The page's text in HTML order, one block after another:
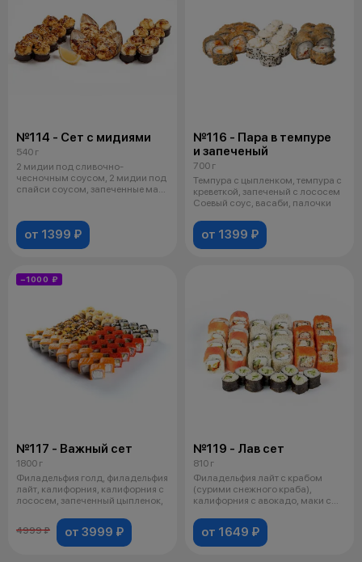
№114 - Сет с мидиями
540 г
2 мидии под сливочно-
чесночным соусом, 2 мидии под
спайси соусом, запеченные маки
от 1399 ₽
№116 - Пара в темпуре
и запеченый
700 г
Темпура с цыпленком, темпура с
креветкой, запеченый с лососем
Соевый соус, васаби, палочки
от 1399 ₽
−1000 ₽
№117 - Важный сет
1800 г
Филадельфия голд, филадельфия
лайт, калифорния, калифорния с
лососем, запеченный цыпленок,
4999 ₽ от 3999 ₽
№119 - Лав сет
810 г
Филадельфия лайт с крабом
(сурими снежного краба),
калифорния с авокадо, маки с
от 1649 ₽